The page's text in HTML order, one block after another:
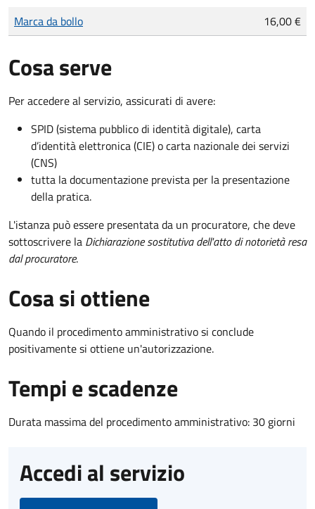
Tipo di pagamento
Importo
Marca da bollo 16,00 €
Cosa serve
Per accedere al servizio, assicurati di avere:
SPID (sistema pubblico di identità digitale), carta
d’identità elettronica (CIE) o carta nazionale dei servizi
(CNS)
tutta la documentazione prevista per la presentazione
della pratica.
L'istanza può essere presentata da un procuratore, che deve
sottoscrivere la Dichiarazione sostitutiva dell'atto di notorietà resa
dal procuratore.
Cosa si ottiene
Quando il procedimento amministrativo si conclude
positivamente si ottiene un'autorizzazione.
Tempi e scadenze
Durata massima del procedimento amministrativo: 30 giorni
Accedi al servizio